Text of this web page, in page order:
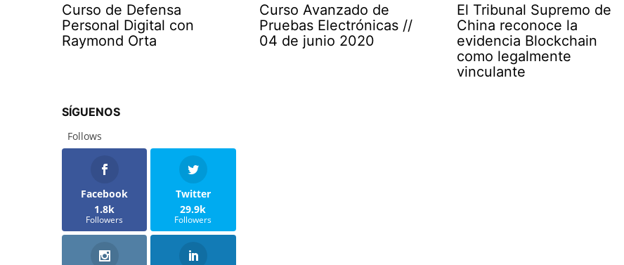
Curso de Defensa
Personal Digital con
Raymond Orta
Curso Avanzado de
Pruebas Electrónicas //
04 de junio 2020
El Tribunal Supremo de
China reconoce la
evidencia Blockchain
como legalmente
vinculante
SÍGUENOS
Follows
Facebook
1.8k
Followers
Twitter
29.9k
Followers